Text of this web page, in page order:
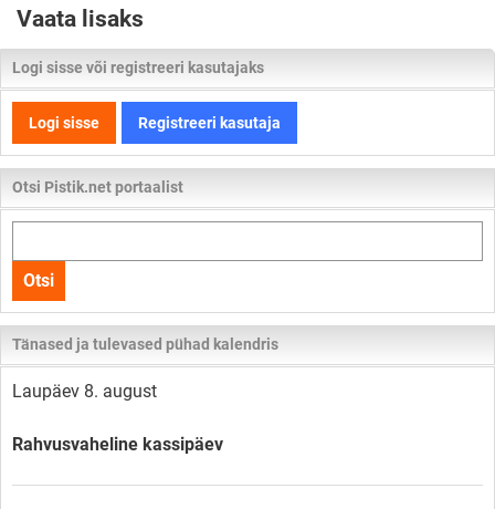
Vaata lisaks
Logi sisse või registreeri kasutajaks
Logi sisse Registreeri kasutaja
Otsi Pistik.net portaalist
kogu
lehelt
Otsi
Tänased ja tulevased pühad kalendris
Laupäev 8. august
Rahvusvaheline kassipäev